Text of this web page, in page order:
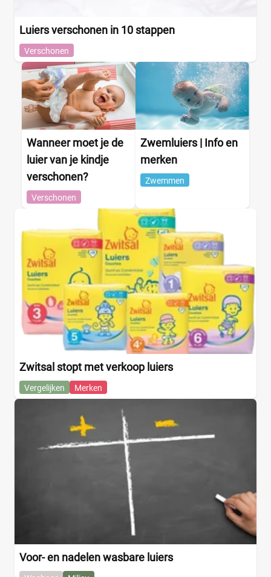
Luiers verschonen in 10 stappen
Verschonen
Wanneer moet je de
luier van je kindje
verschonen?
Verschonen
Zwemluiers | Info en
merken
Zwemmen
Zwitsal stopt met verkoop luiers
Vergelijken Merken
Voor- en nadelen wasbare luiers